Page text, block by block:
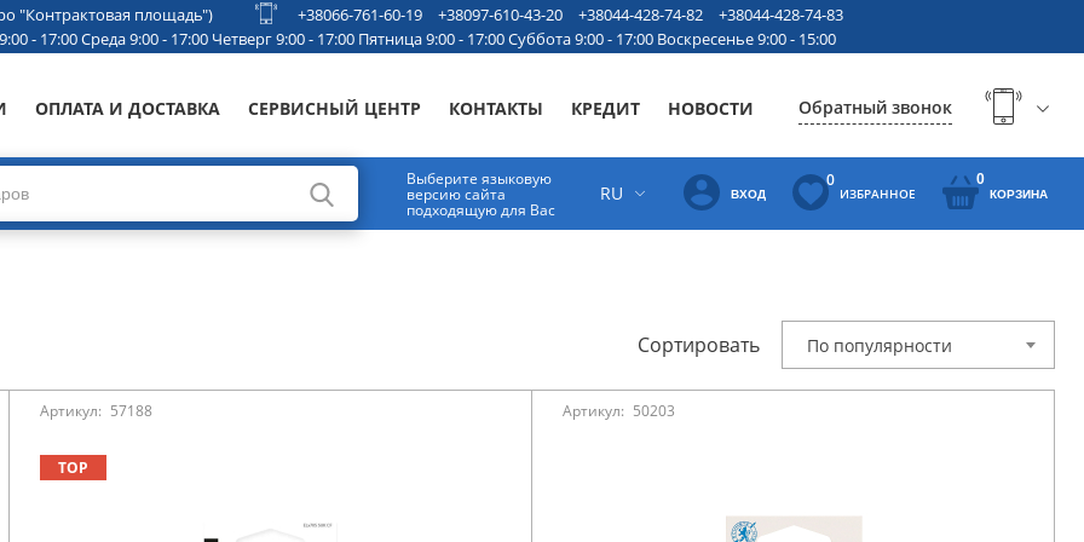
"Контрактовая площадь") +38066-761-60-19 +38097-610-43-20 +38044-428-74-82
+38044-428-74-83
- 17:00 Среда 9:00 - 17:00 Четверг 9:00 - 17:00 Пятница 9:00 - 17:00 Суббота 9:00 - 17:00 Воскресенье 9:00 - 15:00
ОПЛАТА И ДОСТАВКА СЕРВИСНЫЙ ЦЕНТР КОНТАКТЫ КРЕДИТ НОВОСТИ Обратный звонок
Выберите языковую
версию сайта
подходящую для Вас
RU ВХОД
0
ИЗБРАННОЕ
0
КОРЗИНА
Сортировать По популярности
Артикул: 57188
TOP
Артикул: 50203